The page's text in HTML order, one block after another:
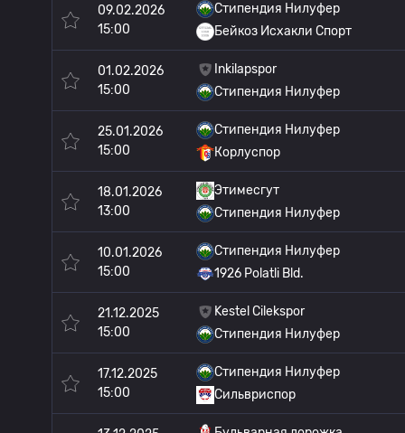
09.02.2026
15:00
Стипендия Нилуфер
Бейкоз Исхакли Спорт
01.02.2026
15:00
Inkilapspor
Стипендия Нилуфер
25.01.2026
15:00
Стипендия Нилуфер
Корлуспор
18.01.2026
13:00
Этимесгут
Стипендия Нилуфер
10.01.2026
15:00
Стипендия Нилуфер
1926 Polatli Bld.
21.12.2025
15:00
Kestel Cilekspor
Стипендия Нилуфер
17.12.2025
15:00
Стипендия Нилуфер
Сильвриспор